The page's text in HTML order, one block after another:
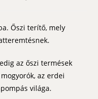
Őszi terítő, mely
az őszi termések
az erdei
világa.